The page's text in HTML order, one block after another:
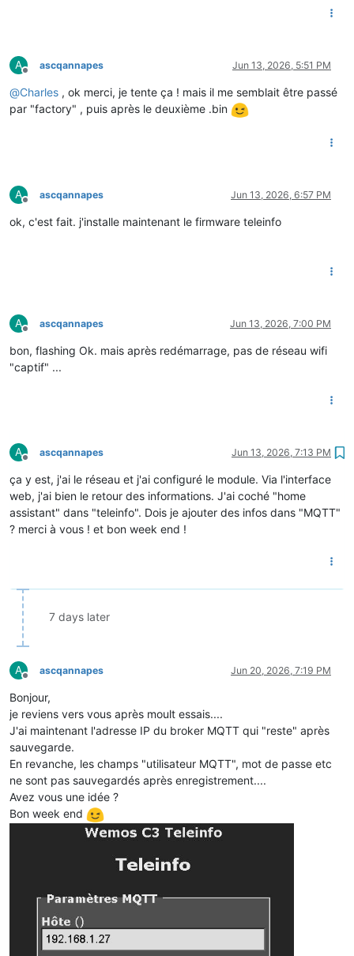
A
Offline
ascqannapes Jun 13, 2026, 5:51 PM
@Charles , ok merci, je tente ça ! mais il me semblait être passé
par "factory" , puis après le deuxième .bin
A
Offline
ascqannapes Jun 13, 2026, 6:57 PM
ok, c'est fait. j'installe maintenant le firmware teleinfo
A
Offline
ascqannapes Jun 13, 2026, 7:00 PM
bon, flashing Ok. mais après redémarrage, pas de réseau wifi
"captif" ...
A
Offline
ascqannapes Jun 13, 2026, 7:13 PM
ça y est, j'ai le réseau et j'ai configuré le module. Via l'interface
web, j'ai bien le retour des informations. J'ai coché "home
assistant" dans "teleinfo". Dois je ajouter des infos dans "MQTT"
? merci à vous ! et bon week end !
7 days later
A
Offline
ascqannapes Jun 20, 2026, 7:19 PM
Bonjour,
je reviens vers vous après moult essais....
J'ai maintenant l'adresse IP du broker MQTT qui "reste" après
sauvegarde.
En revanche, les champs "utilisateur MQTT", mot de passe etc
ne sont pas sauvegardés après enregistrement....
Avez vous une idée ?
Bon week end